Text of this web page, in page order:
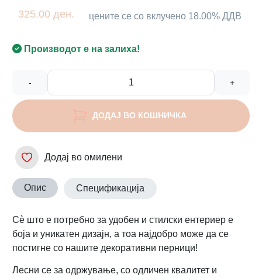
325.00 ден. цените се со вклучено 18.00% ДДВ
Производот е на залиха!
- +
ДОДАЈ ВО КОШНИЧКА
Додај во омилени
Опис Спецификација
Сè што е потребно за удобен и стилски ентериер е
боја и уникатен дизајн, а тоа најдобро може да се
постигне со нашите декоративни перници!
Лесни се за одржување, со одличен квалитет и